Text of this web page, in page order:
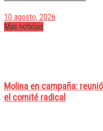
10 agosto, 2026
Mas noticias
Molina en campaña:
el comité radical